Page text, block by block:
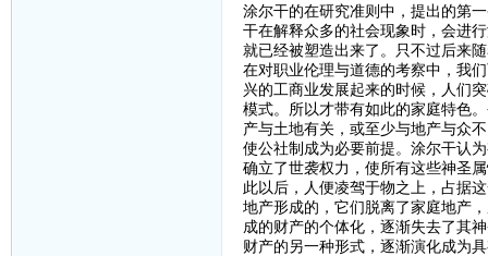
涂尔干的在研究准则中，提出的第
干在解释众多的社会现象时，会进
就已经被塑造出来了。只不过后来
在对职业伦理与道德的考察中，我
兴的工商业发展起来的时候，人们
模式。所以才带有如此的家庭特色
产与土地有关，或至少与地产与众
使公社制成为必要前提。涂尔干认
确立了世袭权力，使所有这些神圣
此以后，人便凌驾于物之上，占据
地产形成的，它们脱离了家庭地产
成的财产的个体化，逐渐失去了其
财产的另一种形式，逐渐演化成为